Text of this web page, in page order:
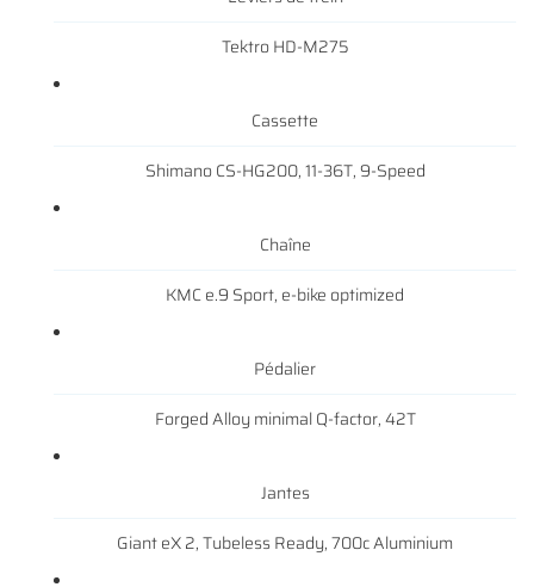
Tektro HD-M275
Cassette
Shimano CS-HG200, 11-36T, 9-Speed
Chaîne
KMC e.9 Sport, e-bike optimized
Pédalier
Forged Alloy minimal Q-factor, 42T
Jantes
Giant eX 2, Tubeless Ready, 700c Aluminium